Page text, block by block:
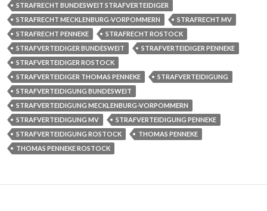
STRAFRECHT BUNDESWEIT STRAFVERTEIDIGER
STRAFRECHT MECKLENBURG-VORPOMMERN
STRAFRECHT MV
STRAFRECHT PENNEKE
STRAFRECHT ROSTOCK
STRAFVERTEIDIGER BUNDESWEIT
STRAFVERTEIDIGER PENNEKE
STRAFVERTEIDIGER ROSTOCK
STRAFVERTEIDIGER THOMAS PENNEKE
STRAFVERTEIDIGUNG
STRAFVERTEIDIGUNG BUNDESWEIT
STRAFVERTEIDIGUNG MECKLENBURG-VORPOMMERN
STRAFVERTEIDIGUNG MV
STRAFVERTEIDIGUNG PENNEKE
STRAFVERTEIDIGUNG ROSTOCK
THOMAS PENNEKE
THOMAS PENNEKE ROSTOCK